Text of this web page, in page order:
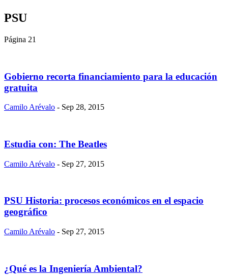
PSU
Página 21
Gobierno recorta financiamiento para la educación
gratuita
Camilo Arévalo - Sep 28, 2015
Estudia con: The Beatles
Camilo Arévalo - Sep 27, 2015
PSU Historia: procesos económicos en el espacio
geográfico
Camilo Arévalo - Sep 27, 2015
¿Qué es la Ingeniería Ambiental?